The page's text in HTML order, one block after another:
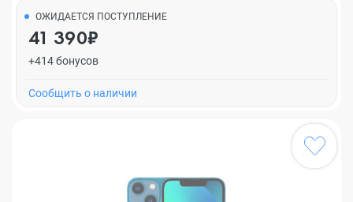
ОЖИДАЕТСЯ ПОСТУПЛЕНИЕ
41 390₽
+414 бонусов
Cообщить о наличии